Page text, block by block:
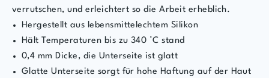
verrutschen, und erleichtert so die Arbeit erheblich.
Hergestellt aus lebensmittelechtem Silikon
Hält Temperaturen bis zu 340 °C stand
0,4 mm Dicke, die Unterseite ist glatt
Glatte Unterseite sorgt für hohe Haftung auf der Haut